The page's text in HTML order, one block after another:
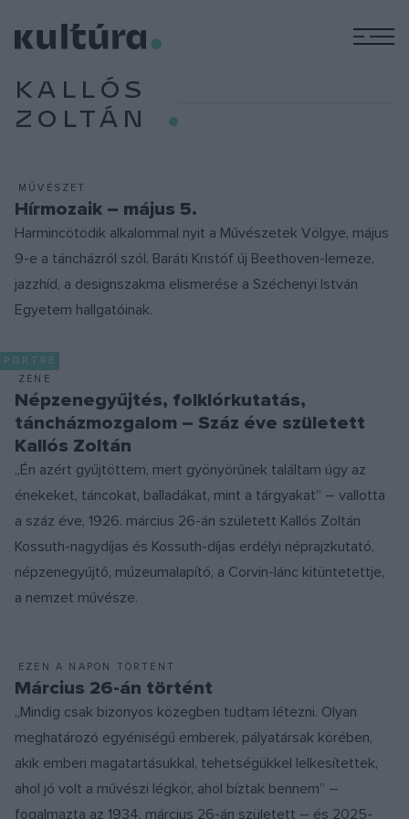
KALLÓS
ZOLTÁN
MŰVÉSZET
Hírmozaik – május 5.
Harmincötödik alkalommal nyit a Művészetek Völgye, május
9-e a táncházról szól, Baráti Kristóf új Beethoven-lemeze,
jazzhíd, a designszakma elismerése a Széchenyi István
Egyetem hallgatóinak.
PORTRÉ
ZENE
Népzenegyűjtés, folklórkutatás,
táncházmozgalom – Száz éve született
Kallós Zoltán
„Én azért gyűjtöttem, mert gyönyörűnek találtam úgy az
énekeket, táncokat, balladákat, mint a tárgyakat” – vallotta
a száz éve, 1926. március 26-án született Kallós Zoltán
Kossuth-nagydíjas és Kossuth-díjas erdélyi néprajzkutató,
népzenegyűjtő, múzeumalapító, a Corvin-lánc kitüntetettje,
a nemzet művésze.
EZEN A NAPON TÖRTÉNT
Március 26-án történt
„Mindig csak bizonyos közegben tudtam létezni. Olyan
meghatározó egyéniségű emberek, pályatársak körében,
akik emberi magatartásukkal, tehetségükkel lelkesítettek,
ahol jó volt a művészi légkör, ahol bíztak bennem” –
fogalmazta az 1934. március 26-án született – és 2025-